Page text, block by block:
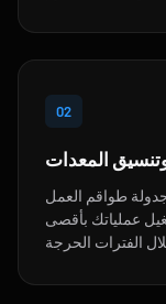
02
المعدات
طواقم العمل
عملياتك بأقصى